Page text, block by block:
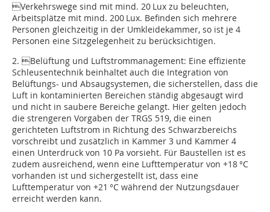
Verkehrswege sind mit mind. 20 Lux zu beleuchten,
Arbeitsplätze mit mind. 200 Lux. Befinden sich mehrere
Personen gleichzeitig in der Umkleidekammer, so ist je 4
Personen eine Sitzgelegenheit zu berücksichtigen.
2. Belüftung und Luftstrommanagement: Eine effiziente
Schleusentechnik beinhaltet auch die Integration von
Belüftungs- und Absaugsystemen, die sicherstellen, dass die
Luft in kontaminierten Bereichen ständig abgesaugt wird
und nicht in saubere Bereiche gelangt. Hier gelten jedoch
die strengeren Vorgaben der TRGS 519, die einen
gerichteten Luftstrom in Richtung des Schwarzbereichs
vorschreibt und zusätzlich in Kammer 3 und Kammer 4
einen Unterdruck von 10 Pa vorsieht. Für Baustellen ist es
zudem ausreichend, wenn eine Lufttemperatur von +18 °C
vorhanden ist und sichergestellt ist, dass eine
Lufttemperatur von +21 °C während der Nutzungsdauer
erreicht werden kann.